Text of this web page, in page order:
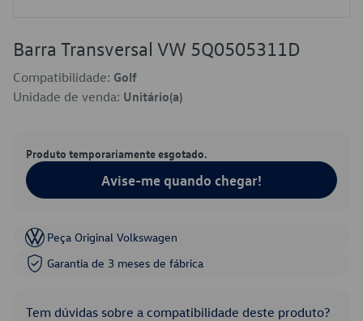
Barra Transversal VW 5Q0505311D
Compatibilidade: Golf
Unidade de venda: Unitário(a)
Produto temporariamente esgotado.
Avise-me quando chegar!
Peça Original Volkswagen
Garantia de 3 meses de fábrica
Tem dúvidas sobre a compatibilidade deste produto?